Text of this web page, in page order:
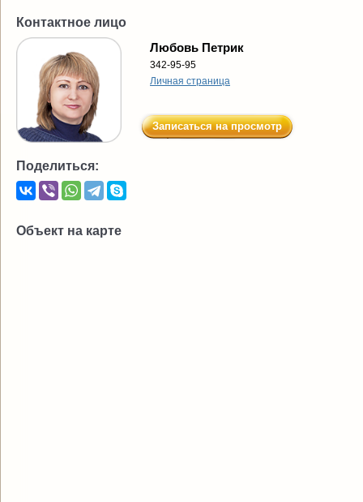
Контактное лицо
Любовь Петрик
342-95-95
Личная страница
Записаться на просмотр
Поделиться:
Объект на карте